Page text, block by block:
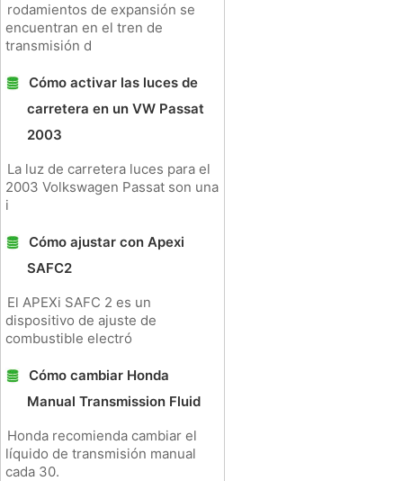
rodamientos de expansión se
encuentran en el tren de
transmisión d
Cómo activar las luces de
carretera en un VW Passat
2003
La luz de carretera luces para el
2003 Volkswagen Passat son una
i
Cómo ajustar con Apexi
SAFC2
El APEXi SAFC 2 es un
dispositivo de ajuste de
combustible electró
Cómo cambiar Honda
Manual Transmission Fluid
Honda recomienda cambiar el
líquido de transmisión manual
cada 30.